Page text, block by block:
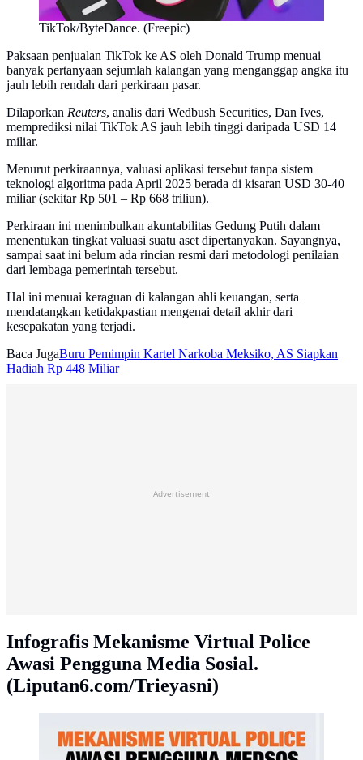
TikTok/ByteDance. (Freepic)
Paksaan penjualan TikTok ke AS oleh Donald Trump menuai
banyak pertanyaan sejumlah kalangan yang menganggap angka itu
jauh lebih rendah dari perkiraan pasar.
Dilaporkan Reuters, analis dari Wedbush Securities, Dan Ives,
memprediksi nilai TikTok AS jauh lebih tinggi daripada USD 14
miliar.
Menurut perkiraannya, valuasi aplikasi tersebut tanpa sistem
teknologi algoritma pada April 2025 berada di kisaran USD 30-40
miliar (sekitar Rp 501 – Rp 668 triliun).
Perkiraan ini menimbulkan akuntabilitas Gedung Putih dalam
menentukan tingkat valuasi suatu aset dipertanyakan. Sayangnya,
sampai saat ini belum ada rincian resmi dari metodologi penilaian
dari lembaga pemerintah tersebut.
Hal ini menuai keraguan di kalangan ahli keuangan, serta
mendatangkan ketidakpastian mengenai detail akhir dari
kesepakatan yang terjadi.
Baca JugaBuru Pemimpin Kartel Narkoba Meksiko, AS Siapkan
Hadiah Rp 448 Miliar
Advertisement
Infografis Mekanisme Virtual Police
Awasi Pengguna Media Sosial.
(Liputan6.com/Trieyasni)